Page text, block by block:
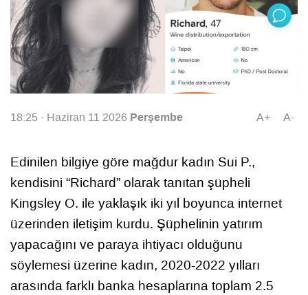
18:25 - Haziran 11 2026 Perşembe A+ A-
Edinilen bilgiye göre mağdur kadın Sui P.,
kendisini “Richard” olarak tanıtan şüpheli
Kingsley O. ile yaklaşık iki yıl boyunca internet
üzerinden iletişim kurdu. Şüphelinin yatırım
yapacağını ve paraya ihtiyacı olduğunu
söylemesi üzerine kadın, 2020-2022 yılları
arasında farklı banka hesaplarına toplam 2.5